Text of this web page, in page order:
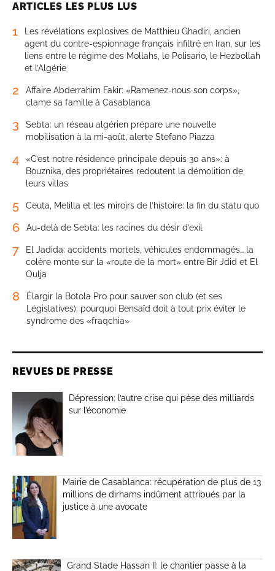
ARTICLES LES PLUS LUS
1
Les révélations explosives de Matthieu Ghadiri, ancien
agent du contre-espionnage français infiltré en Iran, sur les
liens entre le régime des Mollahs, le Polisario, le Hezbollah
et l’Algérie
2
Affaire Abderrahim Fakir: «Ramenez-nous son corps»,
clame sa famille à Casablanca
3
Sebta: un réseau algérien prépare une nouvelle
mobilisation à la mi-août, alerte Stefano Piazza
4
«C’est notre résidence principale depuis 30 ans»: à
Bouznika, des propriétaires redoutent la démolition de
leurs villas
5 Ceuta, Melilla et les miroirs de l’histoire: la fin du statu quo
6 Au-delà de Sebta: les racines du désir d’exil
7
El Jadida: accidents mortels, véhicules endommagés… la
colère monte sur la «route de la mort» entre Bir Jdid et El
Oulja
8
Élargir la Botola Pro pour sauver son club (et ses
Législatives): pourquoi Bensaïd doit à tout prix éviter le
syndrome des «fraqchia»
REVUES DE PRESSE
Dépression: l’autre crise qui pèse des milliards
sur l’économie
Mairie de Casablanca: récupération de plus de 13
millions de dirhams indûment attribués par la
justice à une avocate
Grand Stade Hassan II: le chantier passe à la